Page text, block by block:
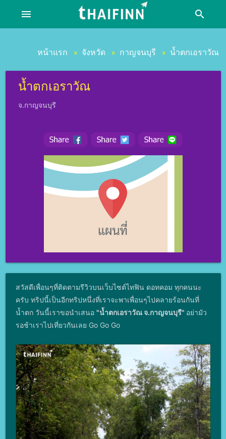
menu search
หน้าแรก » จังหวัด » กาญจนบุรี » น้ำตกเอราวัณ
น้ำตกเอราวัณ
จ.กาญจนบุรี
สวัสดีเพื่อนๆที่ติดตามรีวิวบนเว็บไซต์ไทฟิน ดอทคอม ทุกคนนะ
ครับ ทริปนี้เป็นอีกทริปหนึ่งที่เราจะพาเพื่อนๆไปคลายร้อนกันที่
น้ำตก วันนี้เราขอนำเสนอ "น้ำตกเอราวัณ จ.กาญจนบุรี" อย่ามัว
รอช้าเราไปเที่ยวกันเลย Go Go Go